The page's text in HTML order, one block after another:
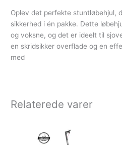
Oplev det perfekte stuntløbehjul,
sikkerhed i én pakke. Dette
og voksne, og det er ideelt til
en skridsikker overflade og en
med
Relaterede varer